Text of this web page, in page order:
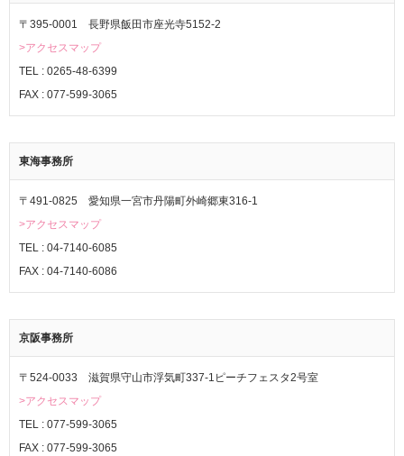
〒395-0001 長野県飯田市座光寺5152-2
>アクセスマップ
TEL : 0265-48-6399
FAX : 077-599-3065
東海事務所
〒491-0825 愛知県一宮市丹陽町外崎郷東316-1
>アクセスマップ
TEL : 04-7140-6085
FAX : 04-7140-6086
京阪事務所
〒524-0033 滋賀県守山市浮気町337-1ピーチフェスタ2号室
>アクセスマップ
TEL : 077-599-3065
FAX : 077-599-3065